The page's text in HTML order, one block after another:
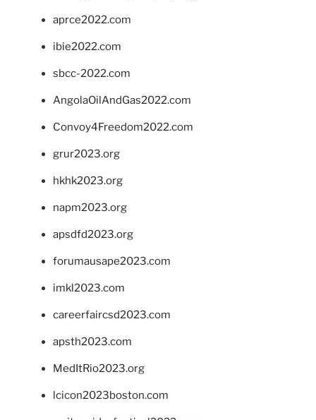
aprce2022.com
ibie2022.com
sbcc-2022.com
AngolaOilAndGas2022.com
Convoy4Freedom2022.com
grur2023.org
hkhk2023.org
napm2023.org
apsdfd2023.org
forumausape2023.com
imkl2023.com
careerfaircsd2023.com
apsth2023.com
MedItRio2023.org
lcicon2023boston.com